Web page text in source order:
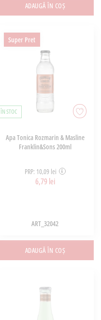
ADAUGĂ ÎN COȘ
Super Pret
ÎN STOC
Apa Tonica Rozmarin & Masline
Franklin&Sons 200ml
PRP: 10,09 lei
6,79 lei
ART_32042
ADAUGĂ ÎN COȘ